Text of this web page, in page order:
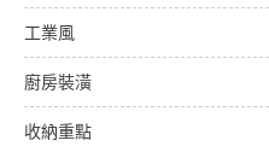
工業風
廚房裝潢
收納重點